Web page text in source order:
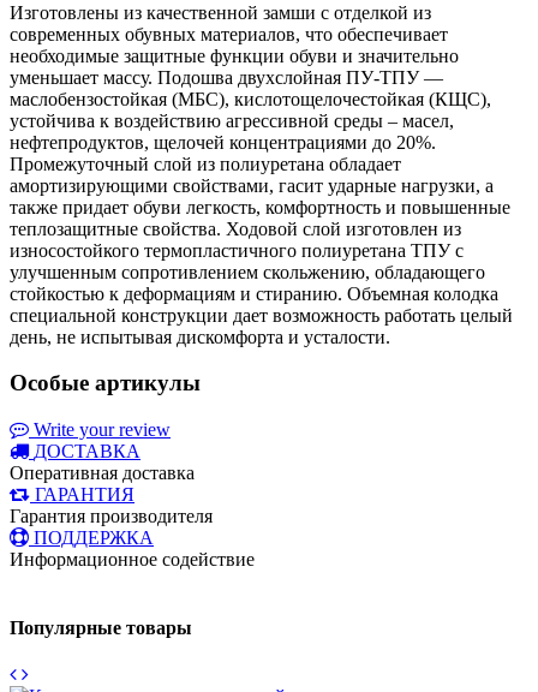
Изготовлены из качественной замши с отделкой из
современных обувных материалов, что обеспечивает
необходимые защитные функции обуви и значительно
уменьшает массу. Подошва двухслойная ПУ-ТПУ —
маслобензостойкая (МБС), кислотощелочестойкая (КЩС),
устойчива к воздействию агрессивной среды – масел,
нефтепродуктов, щелочей концентрациями до 20%.
Промежуточный слой из полиуретана обладает
амортизирующими свойствами, гасит ударные нагрузки, а
также придает обуви легкость, комфортность и повышенные
теплозащитные свойства. Ходовой слой изготовлен из
износостойкого термопластичного полиуретана ТПУ с
улучшенным сопротивлением скольжению, обладающего
стойкостью к деформациям и стиранию. Объемная колодка
специальной конструкции дает возможность работать целый
день, не испытывая дискомфорта и усталости.
Особые артикулы
Write your review
ДОСТАВКА
Оперативная доставка
ГАРАНТИЯ
Гарантия производителя
ПОДДЕРЖКА
Информационное содействие
Популярные товары